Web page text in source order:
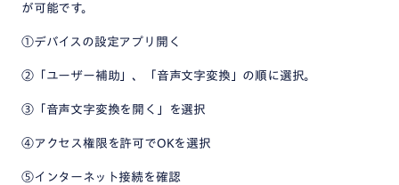
が可能です。
①デバイスの設定アプリ開く
②「ユーザー補助」、「音声文字変換」の順に選択。
③「音声文字変換を開く」を選択
④アクセス権限を許可でOKを選択
⑤インターネット接続を確認